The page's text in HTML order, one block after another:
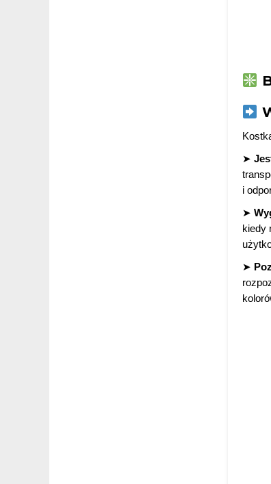
➤
i
➤
kiedy
➤